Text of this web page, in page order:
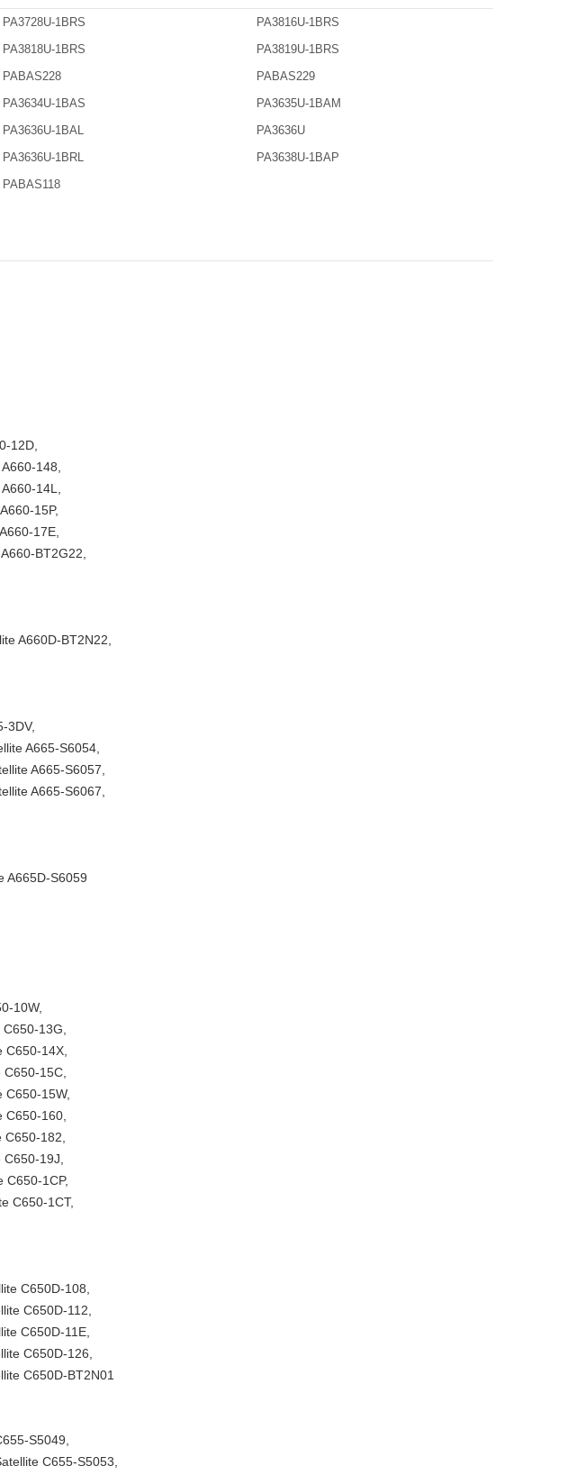
PA3728U-1BRS
PA3816U-1BRS
PA3818U-1BRS
PA3819U-1BRS
PABAS228
PABAS229
PA3634U-1BAS
PA3635U-1BAM
PA3636U-1BAL
PA3636U
PA3636U-1BRL
PA3638U-1BAP
PABAS118
12D,
148,
14L,
15P,
17E,
BT2G22,
A660D-BT2N22,
3DV,
A665-S6054,
A665-S6057,
A665-S6067,
A665D-S6059
10W,
13G,
14X,
15C,
C650-15W,
C650-160,
182,
19J,
C650-1CP,
C650-1CT,
C650D-108,
C650D-112,
C650D-11E,
C650D-126,
C650D-BT2N01
S5049,
C655-S5053,